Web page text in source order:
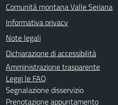
Comunità montana Valle Seriana
Informativa privacy
Note legali
Dichiarazione di accessibilità
Amministrazione trasparente
Leggi le FAQ
Segnalazione disservizio
Prenotazione appuntamento